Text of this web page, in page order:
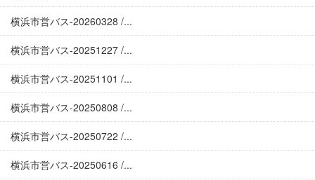
横浜市営バス-20260328 /...
横浜市営バス-20251227 /...
横浜市営バス-20251101 /...
横浜市営バス-20250808 /...
横浜市営バス-20250722 /...
横浜市営バス-20250616 /...